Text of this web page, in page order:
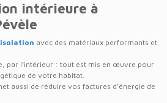
intérieure à
avec des matériaux performants et
par l’intérieur : tout est mis en œuvre pour
de votre habitat.
aussi de réduire vos factures d’énergie de